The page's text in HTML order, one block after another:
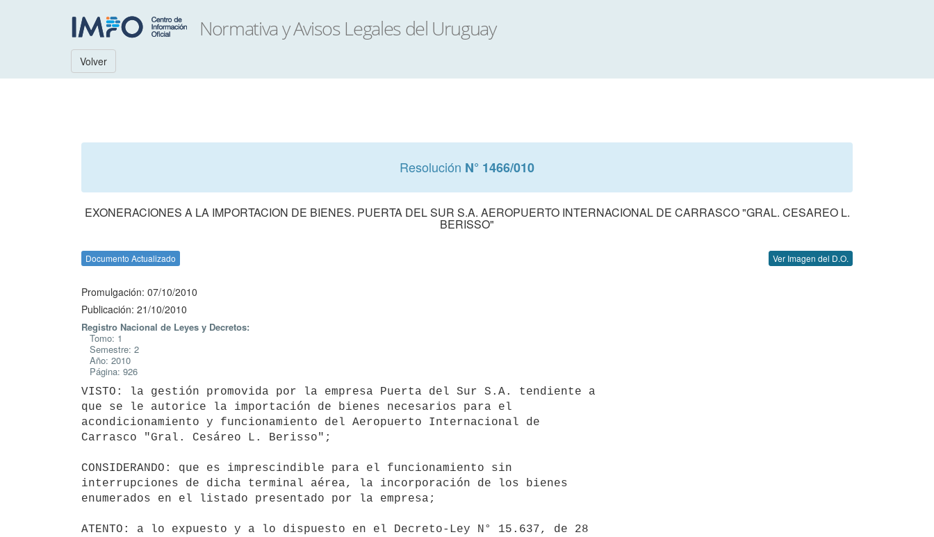
Volver
Resolución N° 1466/010
EXONERACIONES A LA IMPORTACION DE BIENES. PUERTA DEL SUR S.A. AEROPUERTO INTERNACIONAL DE CARRASCO "GRAL. CESAREO L.
BERISSO"
Documento Actualizado Ver Imagen del D.O.
Promulgación: 07/10/2010
Publicación: 21/10/2010
Registro Nacional de Leyes y Decretos:
Tomo: 1
Semestre: 2
Año: 2010
Página: 926
VISTO: la gestión promovida por la empresa Puerta del Sur S.A. tendiente a
que se le autorice la importación de bienes necesarios para el
acondicionamiento y funcionamiento del Aeropuerto Internacional de
Carrasco "Gral. Cesáreo L. Berisso";
CONSIDERANDO: que es imprescindible para el funcionamiento sin
interrupciones de dicha terminal aérea, la incorporación de los bienes
enumerados en el listado presentado por la empresa;
ATENTO: a lo expuesto y a lo dispuesto en el Decreto-Ley N° 15.637, de 28